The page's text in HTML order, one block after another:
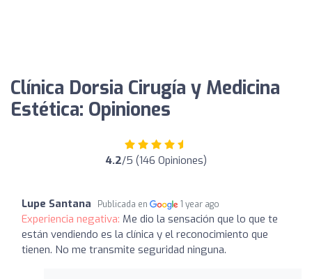
Clínica Dorsia Cirugía y Medicina
Estética: Opiniones
4.2/5 (146 Opiniones)
Lupe Santana Publicada en 1 year ago
Experiencia negativa: Me dio la sensación que lo que te
están vendiendo es la clínica y el reconocimiento que
tienen. No me transmite seguridad ninguna.